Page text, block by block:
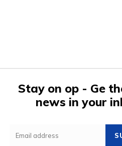
Stay on op - Ge
news in your